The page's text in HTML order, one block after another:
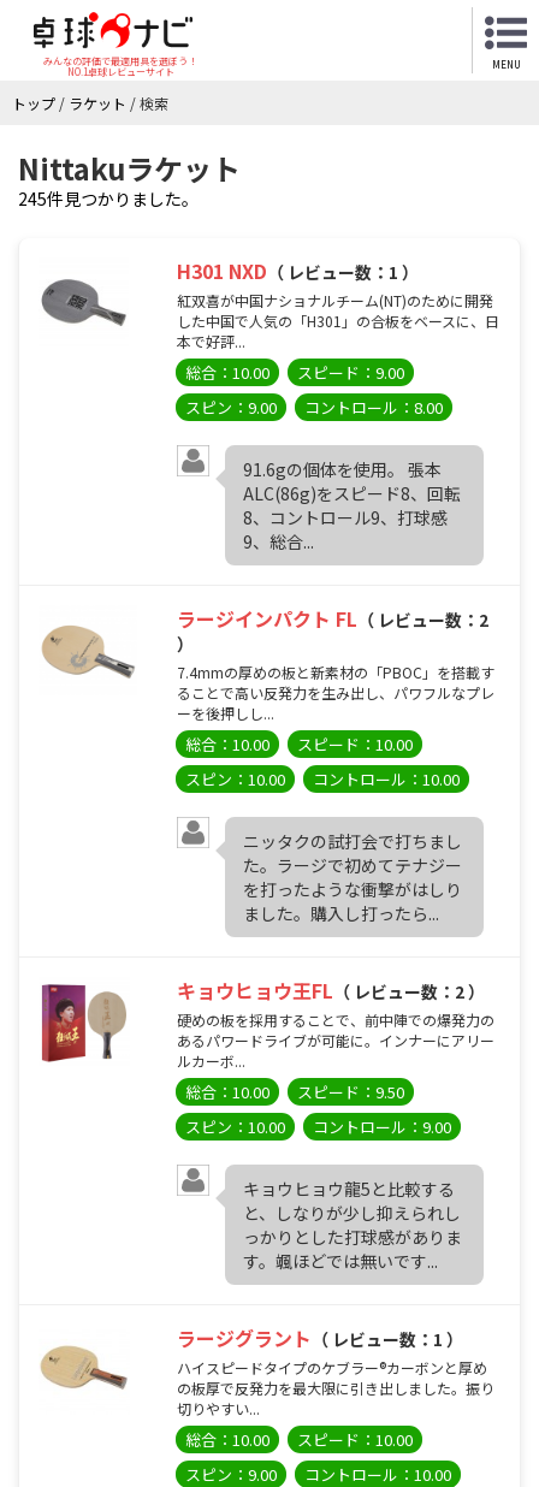
みんなの評価で最適用具を選ぼう！
NO.1卓球レビューサイト
MENU
トップ / ラケット /検索
Nittakuラケット
245件見つかりました。
H301 NXD （ レビュー数：1 ）
紅双喜が中国ナショナルチーム(NT)のために開発
した中国で人気の「H301」の合板をベースに、日
本で好評...
総合：10.00
スピード：9.00
スピン：9.00
コントロール：8.00
91.6gの個体を使用。 張本
ALC(86g)をスピード8、回転
8、コントロール9、打球感
9、総合...
ラージインパクト FL （ レビュー数：2
）
7.4mmの厚めの板と新素材の「PBOC」を搭載す
ることで高い反発力を生み出し、パワフルなプレ
ーを後押しし...
総合：10.00
スピード：10.00
スピン：10.00
コントロール：10.00
ニッタクの試打会で打ちまし
た。ラージで初めてテナジー
を打ったような衝撃がはしり
ました。購入し打ったら...
キョウヒョウ王FL （ レビュー数：2 ）
硬めの板を採用することで、前中陣での爆発力の
あるパワードライブが可能に。インナーにアリー
ルカーボ...
総合：10.00
スピード：9.50
スピン：10.00
コントロール：9.00
キョウヒョウ龍5と比較する
と、しなりが少し抑えられし
っかりとした打球感がありま
す。颯ほどでは無いです...
ラージグラント （ レビュー数：1 ）
ハイスピードタイプのケブラー®カーボンと厚め
の板厚で反発力を最大限に引き出しました。振り
切りやすい...
総合：10.00
スピード：10.00
スピン：9.00
コントロール：10.00